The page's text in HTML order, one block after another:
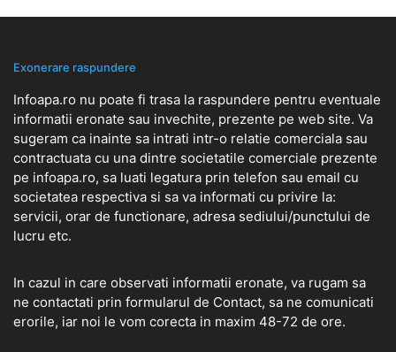
Exonerare raspundere
Infoapa.ro nu poate fi trasa la raspundere pentru eventuale
informatii eronate sau invechite, prezente pe web site. Va
sugeram ca inainte sa intrati intr-o relatie comerciala sau
contractuata cu una dintre societatile comerciale prezente
pe infoapa.ro, sa luati legatura prin telefon sau email cu
societatea respectiva si sa va informati cu privire la:
servicii, orar de functionare, adresa sediului/punctului de
lucru etc.
In cazul in care observati informatii eronate, va rugam sa
ne contactati prin formularul de Contact, sa ne comunicati
erorile, iar noi le vom corecta in maxim 48-72 de ore.